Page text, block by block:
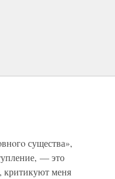
существа»,
— это
критикуют меня